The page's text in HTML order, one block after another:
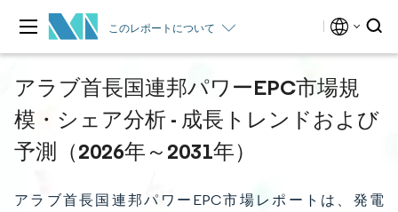
このレポートについて
アラブ首長国連邦パワーEPC市場規
模・シェア分析 - 成長トレンドおよび
予測（2026年～2031年）
アラブ首長国連邦パワーEPC市場レポートは、発電